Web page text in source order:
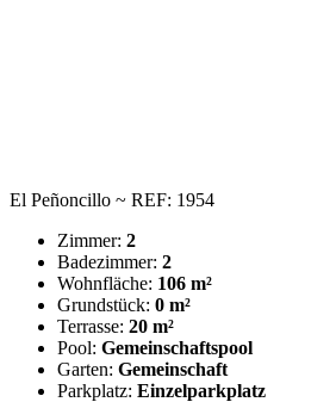
El Peñoncillo ~ REF: 1954
Zimmer: 2
Badezimmer: 2
Wohnfläche: 106 m²
Grundstück: 0 m²
Terrasse: 20 m²
Pool: Gemeinschaftspool
Garten: Gemeinschaft
Parkplatz: Einzelparkplatz